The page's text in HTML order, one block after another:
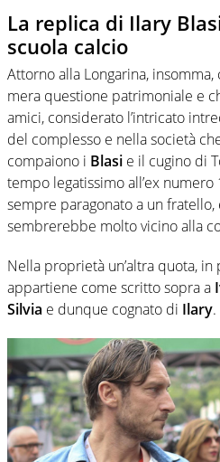
La replica di Ilary
scuola calcio
Attorno alla Longarina, insomma,
mera questione patrimoniale e
amici, considerato l’intricato
del complesso e nella società
compaiono i Blasi e il cugino di
tempo legatissimo all’ex
sempre paragonato a un fratello,
sembrerebbe molto vicino alla
Nella proprietà un’altra quota,
appartiene come scritto sopra a
Silvia e dunque cognato di Ilary.